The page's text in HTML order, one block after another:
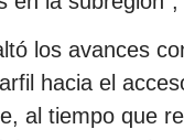
los avances
hacia el
al tiempo que